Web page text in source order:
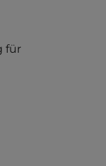
für